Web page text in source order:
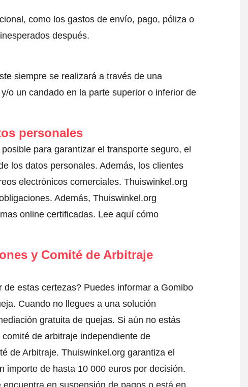
como los gastos de envío, pago, póliza o
después.
siempre se realizará a través de una
o un candado en la parte superior o inferior de
personales
para garantizar el transporte seguro, el
los datos personales. Además, los clientes
electrónicos comerciales. Thuiswinkel.org
Además, Thuiswinkel.org
online certificadas. Lee aquí cómo
y Comité de Arbitraje
estas certezas? Puedes informar a Gomibo
. Cuando no llegues a una solución
gratuita de quejas. Si aún no estás
de arbitraje independiente de
de Arbitraje. Thuiswinkel.org garantiza el
importe de hasta 10 000 euros por decisión.
en suspensión de pagos o está en